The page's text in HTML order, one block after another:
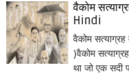
वैकोम
Hindi
वैकोम
)वैकोम
था जो एक